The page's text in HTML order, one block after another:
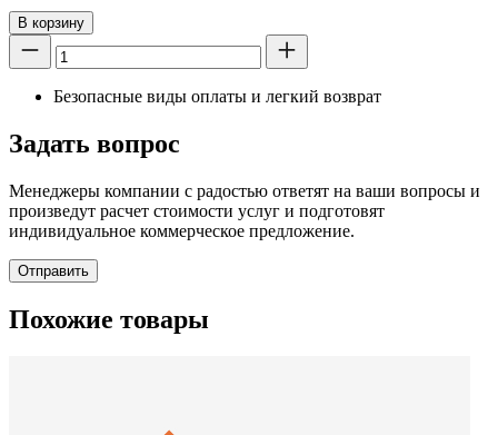
В корзину
Безопасные виды оплаты и легкий возврат
Задать вопрос
Менеджеры компании с радостью ответят на ваши вопросы и
произведут расчет стоимости услуг и подготовят
индивидуальное коммерческое предложение.
Отправить
Похожие товары